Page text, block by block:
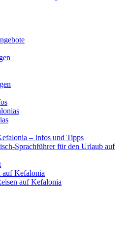
– Infos und Tipps
Sprachführer für den Urlaub auf
auf Kefalonia
auf Kefalonia